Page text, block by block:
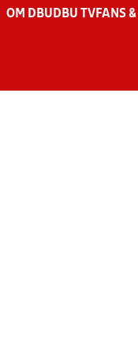
OM DBU DBU TV FANS